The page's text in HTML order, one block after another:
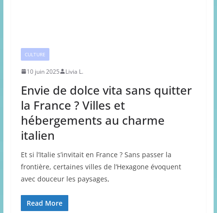
CULTURE
10 juin 2025 Livia L.
Envie de dolce vita sans quitter
la France ? Villes et
hébergements au charme
italien
Et si l’Italie s’invitait en France ? Sans passer la
frontière, certaines villes de l’Hexagone évoquent
avec douceur les paysages,
Read More